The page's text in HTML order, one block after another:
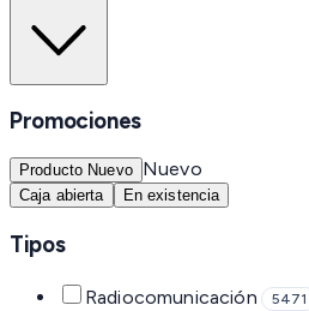
Promociones
Producto Nuevo Nuevo
Caja abierta En existencia
Tipos
Radiocomunicación 5471